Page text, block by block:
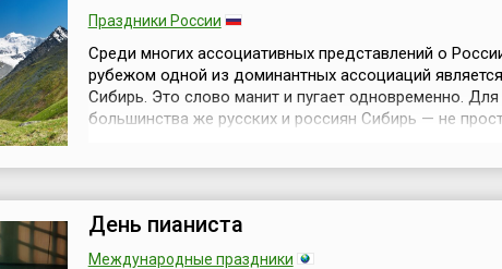
Праздники России
Среди многих ассоциативных представлений о
рубежом одной из доминантных ассоциаций является
Сибирь. Это слово манит и пугает одновременно. Для
большинства же русских и россиян Сибирь — не
и праздник, посвященный эт...
День пианиста
Международные праздники